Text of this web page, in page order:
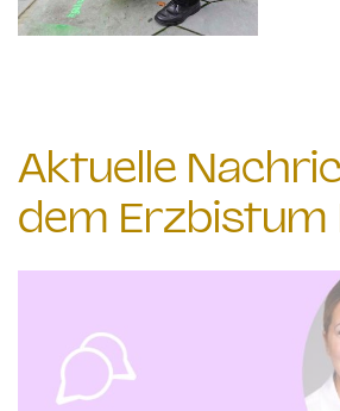
Aktuelle
dem Erzbistum